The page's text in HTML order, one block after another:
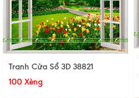
Tranh Cửa Sổ 3D 38821
100 Xèng